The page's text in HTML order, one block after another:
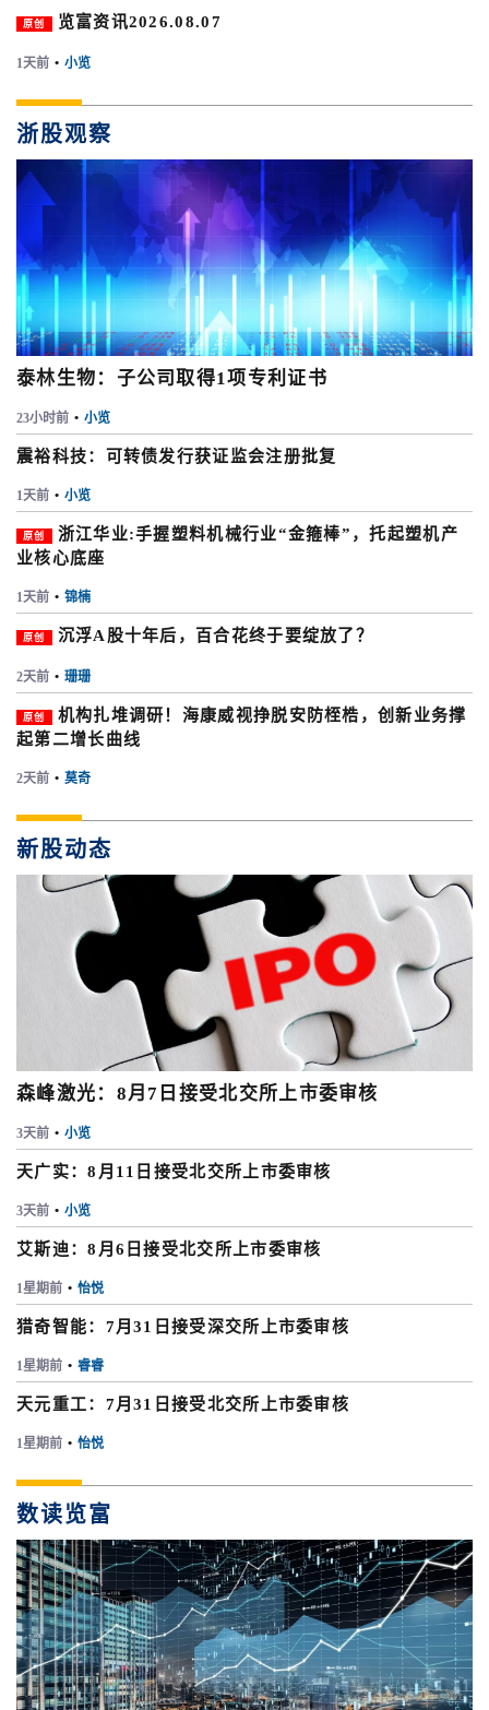
原创 览富资讯2026.08.07
1天前 • 小览
浙股观察
泰林生物：子公司取得1项专利证书
23小时前 • 小览
震裕科技：可转债发行获证监会注册批复
1天前 • 小览
原创
浙江华业:手握塑料机械行业“金箍棒”，托起塑机产
业核心底座
1天前 • 锦楠
原创 沉浮A股十年后，百合花终于要绽放了？
2天前 • 珊珊
原创
机构扎堆调研！海康威视挣脱安防桎梏，创新业务撑
起第二增长曲线
2天前 • 莫奇
新股动态
森峰激光：8月7日接受北交所上市委审核
3天前 • 小览
天广实：8月11日接受北交所上市委审核
3天前 • 小览
艾斯迪：8月6日接受北交所上市委审核
1星期前 • 怡悦
猎奇智能：7月31日接受深交所上市委审核
1星期前 • 睿睿
天元重工：7月31日接受北交所上市委审核
1星期前 • 怡悦
数读览富